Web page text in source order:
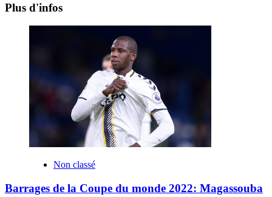
Plus d'infos
Non classé
Barrages de la Coupe du monde 2022: Magassouba